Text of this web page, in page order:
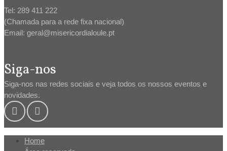
Tel: 289 411 222
(Chamada para a rede fixa nacional)
Email: geral@misericordialoule.pt
Siga-nos
Siga-nos nas redes sociais e veja todos os nossos eventos e
novidades.
Home